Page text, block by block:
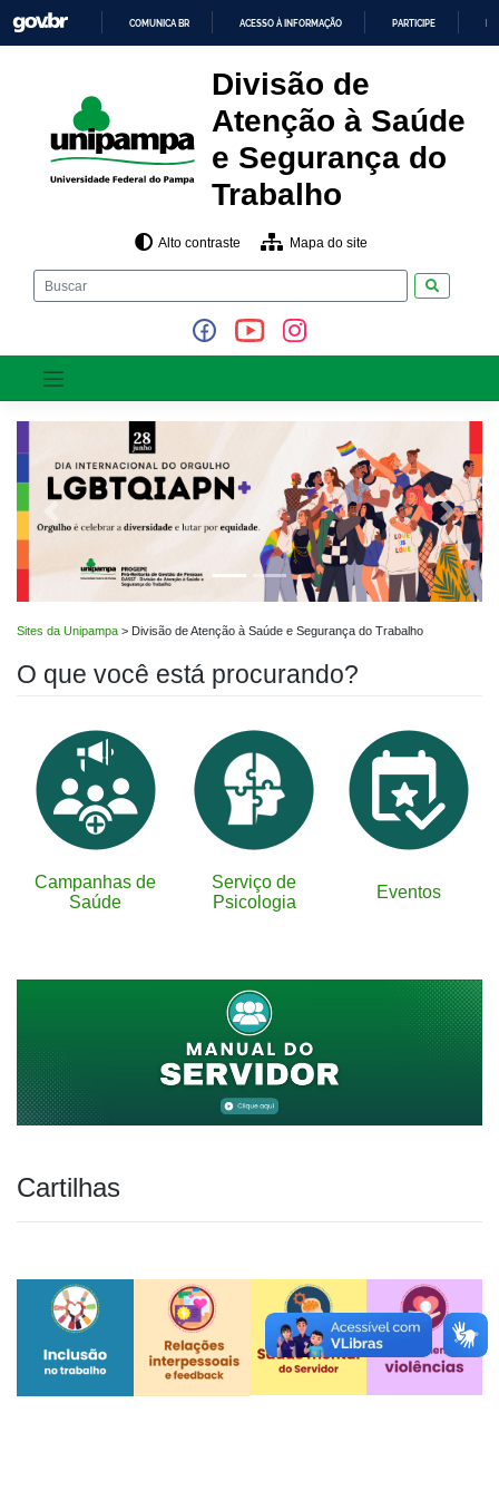
para
o
O
CONTEÚDO
COMUNICA BR ACESSO À INFORMAÇÃO PARTICIPE
Divisão de
Atenção à Saúde
e Segurança do
Trabalho
Alto contraste Mapa do site
Anterior Próximo
Sites da Unipampa > Divisão de Atenção à Saúde e Segurança do Trabalho
O que você está procurando?
Campanhas de
Saúde
Serviço de
Psicologia
Eventos
Cartilhas